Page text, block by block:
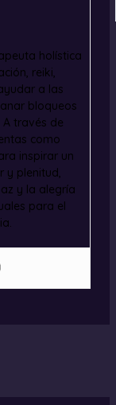
holística
reiki,
a las
bloqueos
través de
como
inspirar un
y plenitud,
y la alegría
para el